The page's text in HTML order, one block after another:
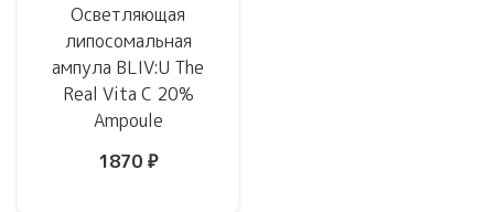
Осветляющая
липосомальная
ампула BLIV:U The
Real Vita C 20%
Ampoule
1870 ₽